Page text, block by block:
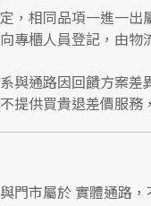
，相同品項一進一出
專櫃人員登記，由物
與通路因回饋方案差
不提供買貴退差價服務
門市屬於 實體通路